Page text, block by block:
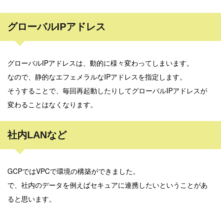
グローバルIPアドレス
グローバルIPアドレスは、動的に様々変わってしまいます。
なので、静的なエフェメラルなIPアドレスを指定します。
そうすることで、毎回再起動したりしてグローバルIPアドレスが
変わることはなくなります。
社内LANなど
GCPではVPCで環境の構築ができました。
で、社内のデータを例えばセキュアに連携したいということがあ
ると思います。